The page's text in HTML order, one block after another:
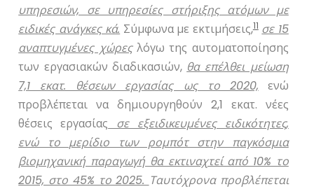
υπηρεσιών, σε υπηρεσίες στήριξης ατόμων με
ειδικές ανάγκες κά. Σύμφωνα με εκτιμήσεις,11 σε 15
αναπτυγμένες χώρεςλόγω της αυτοματοποίησης
των εργασιακών διαδικασιών, θα επέλθει μείωση
7,1 εκατ. θέσεων εργασίας ως το 2020, ενώ
προβλέπεται να δημιουργηθούν 2,1 εκατ. νέες
θέσεις εργασίας σε εξειδικευμένες ειδικότητες,
ενώ το μερίδιο των ρομπότ στην παγκόσμια
βιομηχανική παραγωγή θα εκτιναχτεί από 10% το
2015, στο 45% το 2025. Ταυτόχρονα προβλέπεται